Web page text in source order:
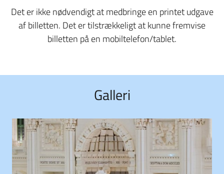
Det er ikke nødvendigt at medbringe en printet udgave
af billetten. Det er tilstrækkeligt at kunne fremvise
billetten på en mobiltelefon/tablet.
Galleri